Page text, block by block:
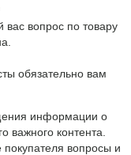
вопрос по товару
обязательно вам
информации о
важного контента.
вопросы и